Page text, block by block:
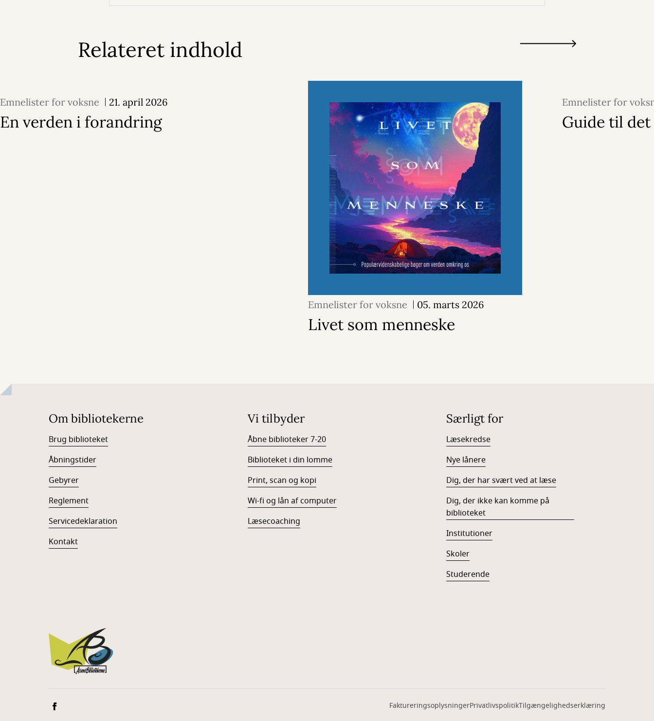
Relateret indhold
Emnelister for voksne 21. april 2026
En verden i forandring
Emnelister for voksne 05. marts 2026
Livet som menneske
Emnelister for
2026
Guide til
Om bibliotekerne
Brug biblioteket
Åbningstider
Gebyrer
Reglement
Servicedeklaration
Kontakt
Vi tilbyder
Åbne biblioteker 7-20
Biblioteket i din lomme
Print, scan og kopi
Wi-fi og lån af computer
Læsecoaching
Særligt for
Læsekredse
Nye lånere
Dig, der har svært ved at læse
Dig, der ikke kan komme på
biblioteket
Institutioner
Skoler
Studerende
FaktureringsoplysningerPrivatlivspolitikTilgængelighedserklæring